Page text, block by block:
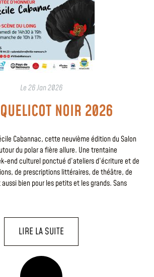
Le26 Jan 2026
NOIR 2026
Cabannac, cette neuvième édition du Salon
du polar a fière allure. Une trentaine
end culturel ponctué d’ateliers d’écriture et de
de prescriptions littéraires, de théâtre, de
bien pour les petits et les grands. Sans
LIRE LA SUITE